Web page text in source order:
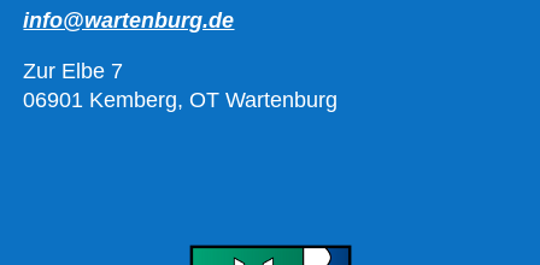
info@wartenburg.de
Zur Elbe 7
06901 Kemberg, OT Wartenburg